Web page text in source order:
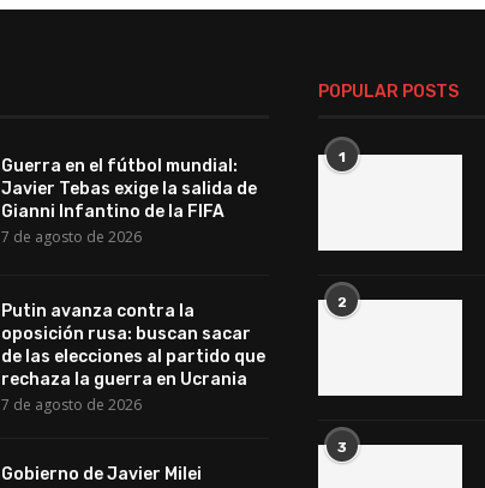
Guerra en el fútbol mundial:
Javier Tebas exige la salida de
Gianni Infantino de la FIFA
7 de agosto de 2026
Putin avanza contra la
oposición rusa: buscan sacar
de las elecciones al partido que
rechaza la guerra en Ucrania
7 de agosto de 2026
Gobierno de Javier Milei
POPULAR POSTS
1
2
3